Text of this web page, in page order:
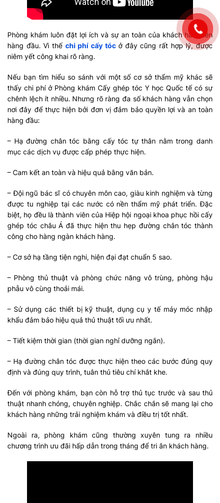
Phòng khám luôn đặt lợi ích và sự an toàn của khách hàng lên
hàng đầu. Vì thế chi phí cấy tócở đây cũng rất hợp lý, được
niêm yết công khai rõ ràng.
Nếu bạn tìm hiểu so sánh với một số cơ sở thẩm mỹ khác sẽ
thấy chi phí ở Phòng khám Cấy ghép tóc Y học Quốc tế có sự
chênh lệch ít nhiều. Nhưng rõ ràng đa số khách hàng vẫn chọn
nơi đây để thực hiện bởi đơn vị đảm bảo quyền lợi và an toàn
hàng đầu:
– Hạ đường chân tóc bằng cấy tóc tự thân nằm trong danh
mục các dịch vụ được cấp phép thực hiện.
– Cam kết an toàn và hiệu quả bằng văn bản.
– Đội ngũ bác sĩ có chuyên môn cao, giàu kinh nghiệm và từng
được tu nghiệp tại các nước có nền thẩm mỹ phát triển. Đặc
biệt, họ đều là thành viên của Hiệp hội ngoại khoa phục hồi cấy
ghép tóc châu Á đã thực hiện thu hẹp đường chân tóc thành
công cho hàng ngàn khách hàng.
– Cơ sở hạ tầng tiện nghi, hiện đại đạt chuẩn 5 sao.
– Phòng thủ thuật và phòng chức năng vô trùng, phòng hậu
phẫu vô cùng thoải mái.
– Sử dụng các thiết bị kỹ thuật, dụng cụ y tế máy móc nhập
khẩu đảm bảo hiệu quả thủ thuật tối ưu nhất.
– Tiết kiệm thời gian (thời gian nghỉ dưỡng ngắn).
– Hạ đường chân tóc được thực hiện theo các bước đúng quy
định và đúng quy trình, tuân thủ tiêu chí khắt khe.
Đến với phòng khám, bạn còn hỗ trợ thủ tục trước và sau thủ
thuật nhanh chóng, chuyên nghiệp. Chắc chắn sẽ mang lại cho
khách hàng những trải nghiệm khám và điều trị tốt nhất.
Ngoài ra, phòng khám cũng thường xuyên tung ra nhiều
chương trình ưu đãi hấp dẫn trong tháng để tri ân khách hàng.